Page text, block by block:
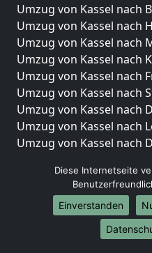
Umzug von Kassel nach
Umzug von Kassel nach
Umzug von Kassel nach
Umzug von Kassel nach
Umzug von Kassel nach
Umzug von Kassel nach
Umzug von Kassel nach
Umzug von Kassel nach
Umzug von Kassel nach
Umzug von Kassel nach
Umzug von Kassel nach
Umzug von Kassel nach
Umzug von Kassel nach
Umzug von Kassel nach
Diese Internetseite
Einverstanden